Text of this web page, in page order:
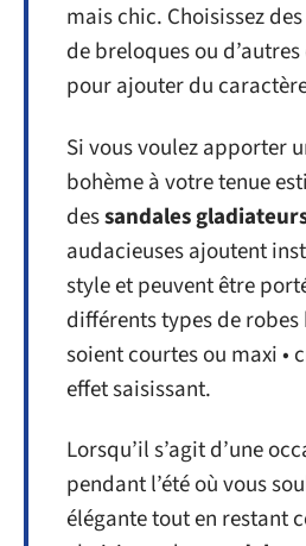
mais chic. Choisissez
de breloques ou
pour ajouter du
Si vous voulez apporter
bohème à votre tenue
dessandales
audacieuses ajoutent
style et peuvent être
différents types de robes
soient courtes ou maxi •
effet saisissant.
Lorsqu’il s’agit d’une
pendant l’été où vous
élégante tout en restant